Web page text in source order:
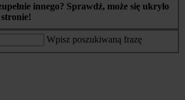
innego? Sprawdź, może się ukryło
stronie!
Wpisz poszukiwaną frazę